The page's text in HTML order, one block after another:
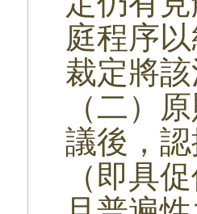
庭程序
裁定將
（二）
議後，
（即具